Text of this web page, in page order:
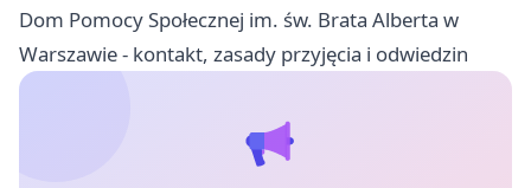
Dom Pomocy Społecznej im. św. Brata Alberta w
Warszawie - kontakt, zasady przyjęcia i odwiedzin